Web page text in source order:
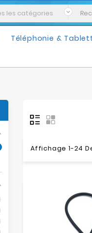
Téléphonie &
Affichage 1-24